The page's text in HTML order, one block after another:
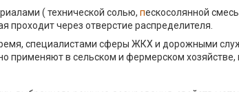
( технической солью, пескосолянной
проходит через отверстие распределителя.
специалистами сферы ЖКХ и дорожными
применяют в сельском и фермерском хозяйстве,